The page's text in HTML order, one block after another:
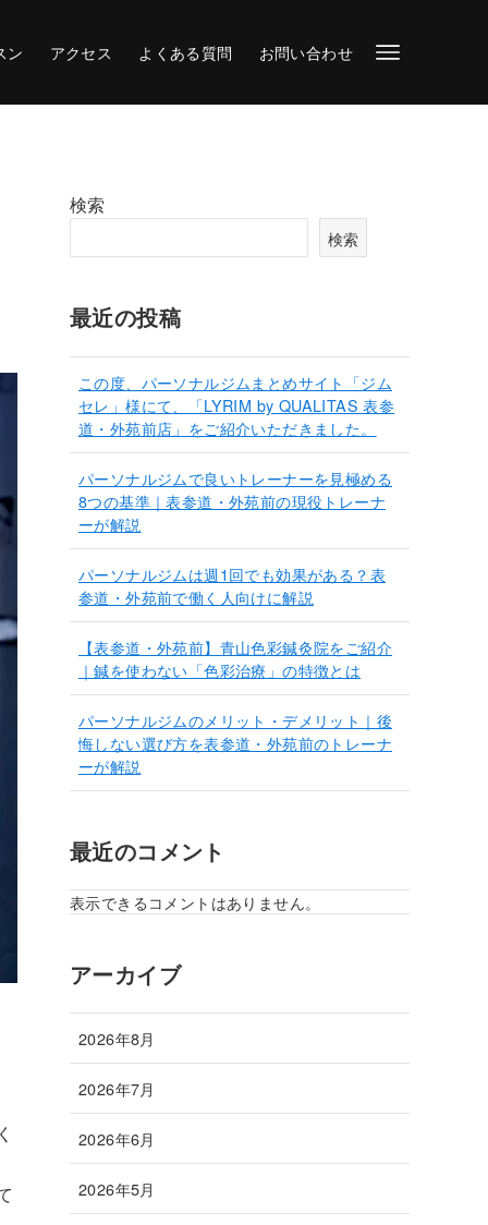
ン アクセス よくある質問 お問い合わせ
検索
検索
最近の投稿
この度、パーソナルジムまとめサイト「ジム
セレ」様にて、「LYRIM by QUALITAS 表参
道・外苑前店」をご紹介いただきました。
パーソナルジムで良いトレーナーを見極める
8つの基準｜表参道・外苑前の現役トレーナ
ーが解説
パーソナルジムは週1回でも効果がある？表
参道・外苑前で働く人向けに解説
【表参道・外苑前】青山色彩鍼灸院をご紹介
｜鍼を使わない「色彩治療」の特徴とは
パーソナルジムのメリット・デメリット｜後
悔しない選び方を表参道・外苑前のトレーナ
ーが解説
最近のコメント
表示できるコメントはありません。
アーカイブ
2026年8月
2026年7月
2026年6月
2026年5月